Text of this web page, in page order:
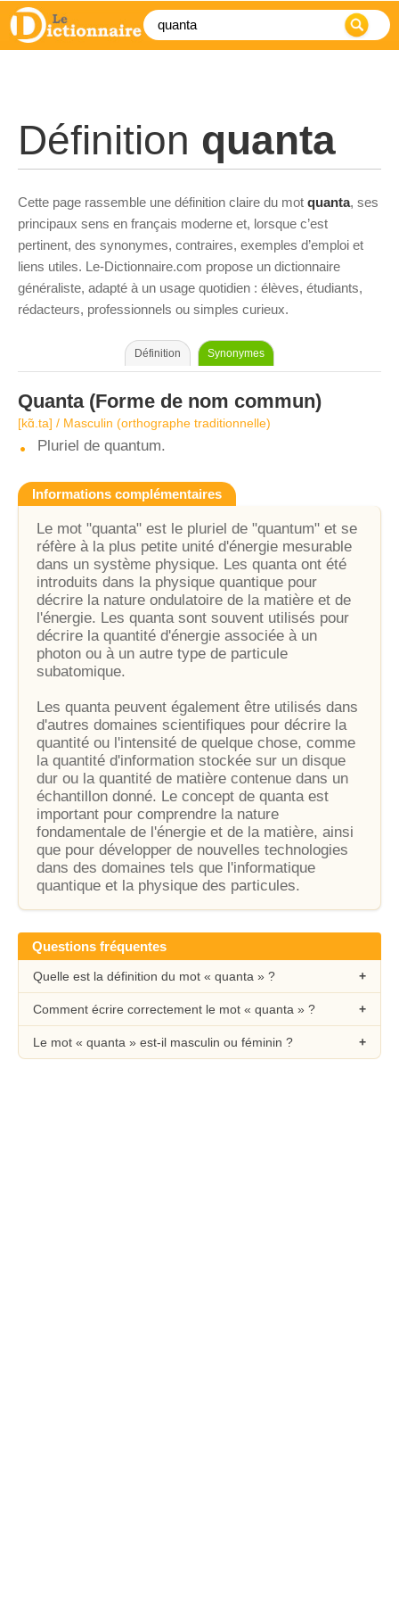
Définition quanta
Cette page rassemble une définition claire du mot quanta, ses
principaux sens en français moderne et, lorsque c’est
pertinent, des synonymes, contraires, exemples d’emploi et
liens utiles. Le-Dictionnaire.com propose un dictionnaire
généraliste, adapté à un usage quotidien : élèves, étudiants,
rédacteurs, professionnels ou simples curieux.
Définition Synonymes
Quanta(Forme de nom commun)
[kɑ̃.ta] / Masculin (orthographe traditionnelle)
Pluriel de quantum.
Informations complémentaires
Le mot "quanta" est le pluriel de "quantum" et se
réfère à la plus petite unité d'énergie mesurable
dans un système physique. Les quanta ont été
introduits dans la physique quantique pour
décrire la nature ondulatoire de la matière et de
l'énergie. Les quanta sont souvent utilisés pour
décrire la quantité d'énergie associée à un
photon ou à un autre type de particule
subatomique.
Les quanta peuvent également être utilisés dans
d'autres domaines scientifiques pour décrire la
quantité ou l'intensité de quelque chose, comme
la quantité d'information stockée sur un disque
dur ou la quantité de matière contenue dans un
échantillon donné. Le concept de quanta est
important pour comprendre la nature
fondamentale de l'énergie et de la matière, ainsi
que pour développer de nouvelles technologies
dans des domaines tels que l'informatique
quantique et la physique des particules.
Questions fréquentes
Quelle est la définition du mot « quanta » ?
Comment écrire correctement le mot « quanta » ?
Le mot « quanta » est-il masculin ou féminin ?